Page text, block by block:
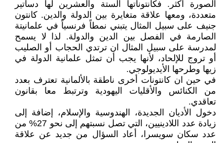
الصورة اكثر. فكانتوناتها الستة والعشرين لها دساتير
متعددة، ومعها علاقة متغايرة بين الدولة والدين. كانتون
جنيف على سبيل المثال يتبني نمطاً فرنسياً في علمانيتة
الصارمة في الفصل بين الدين والدولة. لذا لا يسمح
لمدرسة على سبيل المثال ان ترتدي الحجاب أو الصليب
أو تروج للإلحاد، لأنها يجب أن تمثل علمانية الدولة في
زيها وطرحها الأيديولوجي.
في حين ان كانتونات أخرى ناطقة بالألمانية تعترف بعدد
من الكنائس والأقليات اليهودية وترتبط معا بقانون
تعاقدي.
دخول الأديان الجديدة، الهندوسية والإسلام، إضافة إلى
زيادة عدد اللادينيين، التي تصل نسبتهم إلى نحو 27% من
عدد سكان سويسرا، أعاد السؤال من جديد عن علاقة